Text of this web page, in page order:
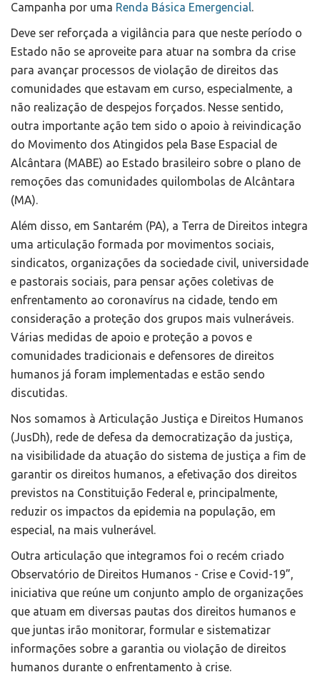
Campanha por uma Renda Básica Emergencial.
Deve ser reforçada a vigilância para que neste período o
Estado não se aproveite para atuar na sombra da crise
para avançar processos de violação de direitos das
comunidades que estavam em curso, especialmente, a
não realização de despejos forçados. Nesse sentido,
outra importante ação tem sido o apoio à reivindicação
do Movimento dos Atingidos pela Base Espacial de
Alcântara (MABE) ao Estado brasileiro sobre o plano de
remoções das comunidades quilombolas de Alcântara
(MA).
Além disso, em Santarém (PA), a Terra de Direitos integra
uma articulação formada por movimentos sociais,
sindicatos, organizações da sociedade civil, universidade
e pastorais sociais, para pensar ações coletivas de
enfrentamento ao coronavírus na cidade, tendo em
consideração a proteção dos grupos mais vulneráveis.
Várias medidas de apoio e proteção a povos e
comunidades tradicionais e defensores de direitos
humanos já foram implementadas e estão sendo
discutidas.
Nos somamos à Articulação Justiça e Direitos Humanos
(JusDh), rede de defesa da democratização da justiça,
na visibilidade da atuação do sistema de justiça a fim de
garantir os direitos humanos, a efetivação dos direitos
previstos na Constituição Federal e, principalmente,
reduzir os impactos da epidemia na população, em
especial, na mais vulnerável.
Outra articulação que integramos foi o recém criado
Observatório de Direitos Humanos - Crise e Covid-19”,
iniciativa que reúne um conjunto amplo de organizações
que atuam em diversas pautas dos direitos humanos e
que juntas irão monitorar, formular e sistematizar
informações sobre a garantia ou violação de direitos
humanos durante o enfrentamento à crise.